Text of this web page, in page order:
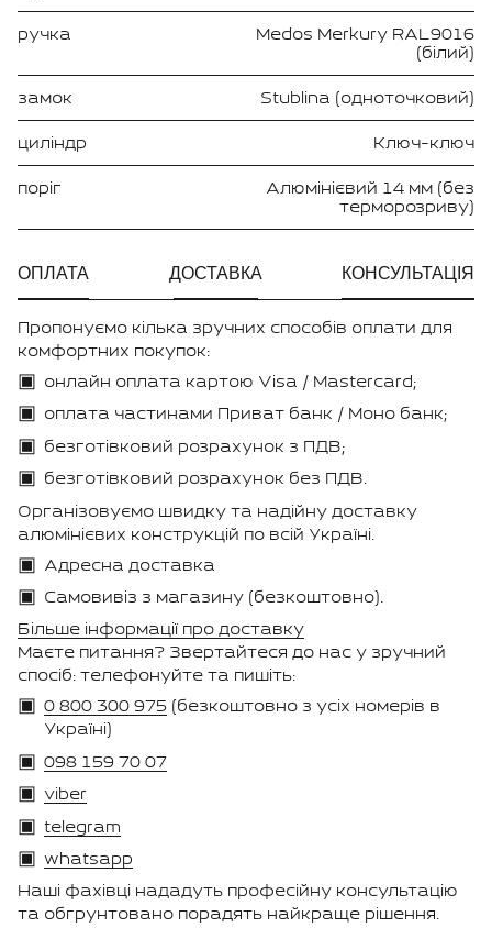
ручка
Medos Merkury RAL9016
(білий)
замок Stublina (одноточковий)
циліндр Ключ-ключ
поріг
Алюмінієвий 14 мм (без
терморозриву)
ОПЛАТА ДОСТАВКА КОНСУЛЬТАЦІЯ
Пропонуємо кілька зручних способів оплати для
комфортних покупок:
онлайн оплата картою Visa / Mastercard;
оплата частинами Приват банк / Моно банк;
безготівковий розрахунок з ПДВ;
безготівковий розрахунок без ПДВ.
Організовуємо швидку та надійну доставку
алюмінієвих конструкцій по всій Україні.
Адресна доставка
Самовивіз з магазину (безкоштовно).
Більше інформації про доставку
Маєте питання? Звертайтеся до нас у зручний
спосіб: телефонуйте та пишіть:
0 800 300 975 (безкоштовно з усіх номерів в
Україні)
098 159 70 07
viber
telegram
whatsapp
Наші фахівці нададуть професійну консультацію
та обгрунтовано порадять найкраще рішення.